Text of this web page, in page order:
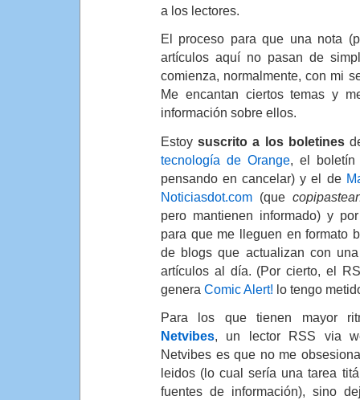
a los lectores.
El proceso para que una nota
artículos aquí no pasan de
comienza, normalmente, con mi
Me encantan ciertos temas y
información sobre ellos.
Estoysuscrito a los boletines
tecnología de Orange, el boletín
pensando en cancelar) y el de
Noticiasdot.com (que
pero mantienen informado) y
para que me lleguen en formato
de blogs que actualizan con
artículos al día. (Por cierto, el
genera Comic Alert! lo tengo
Para los que tienen mayor
Netvibes, un lector RSS via
Netvibes es que no me
leidos (lo cual sería una tarea
fuentes de información), sino